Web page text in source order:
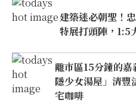
建築迷必朝聖！
特展打頭陣，1:5
離市區15分鐘的
隱少女湯屋」清豐
宅咖啡